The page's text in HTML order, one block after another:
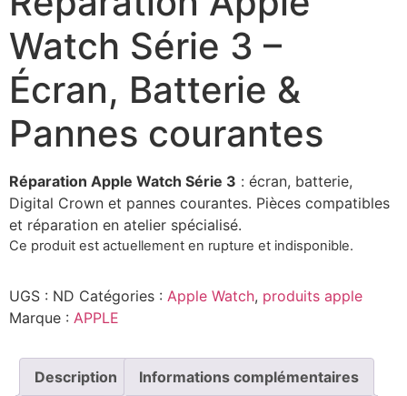
Watch Série 3 –
Écran, Batterie &
Pannes courantes
Réparation Apple Watch Série 3 : écran, batterie,
Digital Crown et pannes courantes. Pièces compatibles
et réparation en atelier spécialisé.
Ce produit est actuellement en rupture et indisponible.
UGS : ND Catégories : Apple Watch, produits apple
Marque : APPLE
Description Informations complémentaires